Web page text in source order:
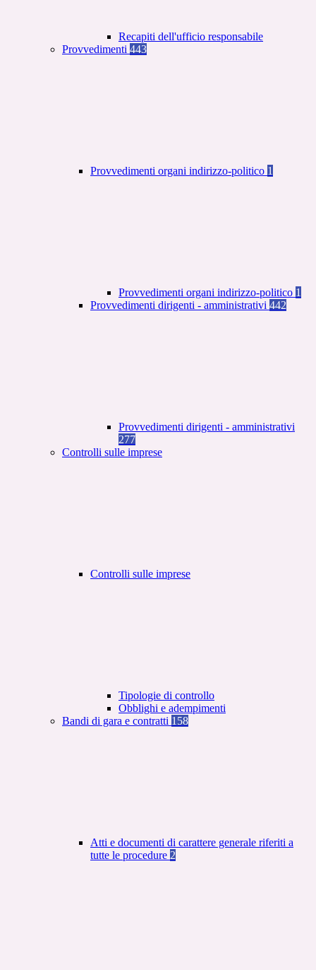
Recapiti dell'ufficio responsabile
Provvedimenti 443
Provvedimenti organi indirizzo-politico 1
Provvedimenti organi indirizzo-politico 1
Provvedimenti dirigenti - amministrativi 442
Provvedimenti dirigenti - amministrativi
277
Controlli sulle imprese
Controlli sulle imprese
Tipologie di controllo
Obblighi e adempimenti
Bandi di gara e contratti 158
Atti e documenti di carattere generale riferiti a
tutte le procedure 2